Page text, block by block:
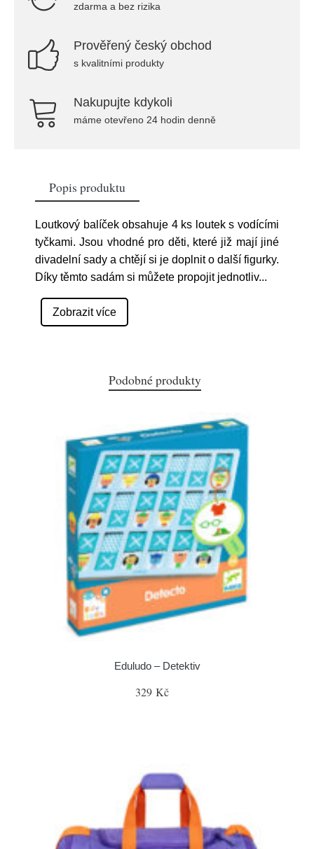
zdarma a bez rizika
Prověřený český obchod
s kvalitními produkty
Nakupujte kdykoli
máme otevřeno 24 hodin denně
Popis produktu
Loutkový balíček obsahuje 4 ks loutek s vodícími
tyčkami. Jsou vhodné pro děti, které již mají jiné
divadelní sady a chtějí si je doplnit o další figurky.
Díky těmto sadám si můžete propojit jednotliv...
Zobrazit více
Podobné produkty
Eduludo – Detektiv
329 Kč